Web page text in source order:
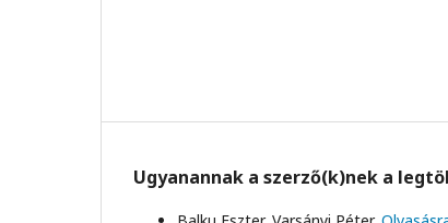
Ugyanannak a szerző(k)nek a